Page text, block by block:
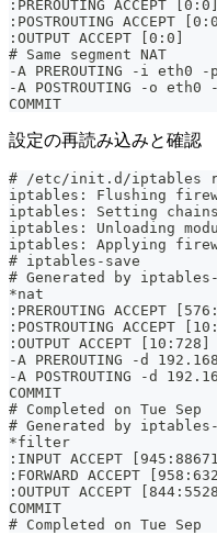
:PREROUTING ACCEPT [0:0]
:POSTROUTING ACCEPT
:OUTPUT ACCEPT [0:0]
# Same segment NAT
-A PREROUTING -i
-A POSTROUTING -o
COMMIT
設定の再読み込みと確認
# /etc/init.d/iptables
iptables: Flushing
iptables: Setting
iptables:
iptables: Applying
# iptables-save
# Generated by
*nat
:PREROUTING ACCEPT
:POSTROUTING ACCEPT
:OUTPUT ACCEPT [10:728]
-A PREROUTING -d
-A POSTROUTING -d
COMMIT
# Completed on Tue Sep
# Generated by
*filter
:INPUT ACCEPT
:FORWARD ACCEPT
:OUTPUT ACCEPT
COMMIT
# Completed on Tue Sep